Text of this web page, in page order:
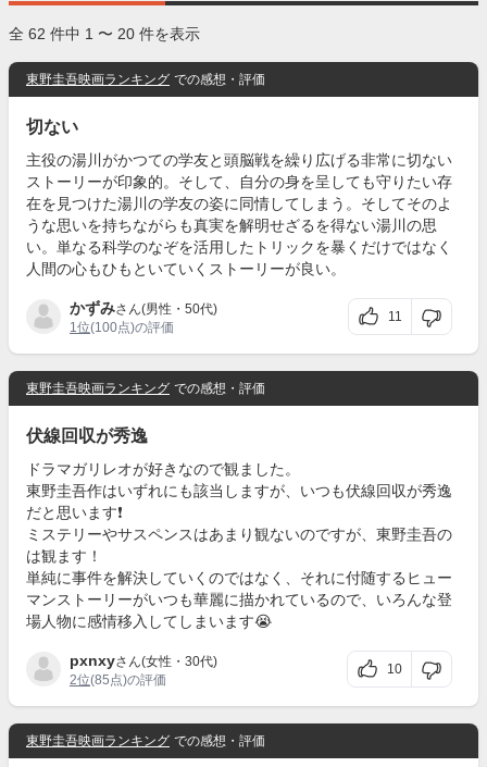
全 62 件中 1 〜 20 件を表示
東野圭吾映画ランキング での感想・評価
切ない
主役の湯川がかつての学友と頭脳戦を繰り広げる非常に切ない
ストーリーが印象的。そして、自分の身を呈しても守りたい存
在を見つけた湯川の学友の姿に同情してしまう。そしてそのよ
うな思いを持ちながらも真実を解明せざるを得ない湯川の思
い。単なる科学のなぞを活用したトリックを暴くだけではなく
人間の心もひもといていくストーリーが良い。
かずみさん(男性・50代)
1位(100点)の評価
11
東野圭吾映画ランキング での感想・評価
伏線回収が秀逸
ドラマガリレオが好きなので観ました。
東野圭吾作はいずれにも該当しますが、いつも伏線回収が秀逸
だと思います❗️
ミステリーやサスペンスはあまり観ないのですが、東野圭吾の
は観ます！
単純に事件を解決していくのではなく、それに付随するヒュー
マンストーリーがいつも華麗に描かれているので、いろんな登
場人物に感情移入してしまいます😭
pxnxyさん(女性・30代)
2位(85点)の評価
10
東野圭吾映画ランキング での感想・評価